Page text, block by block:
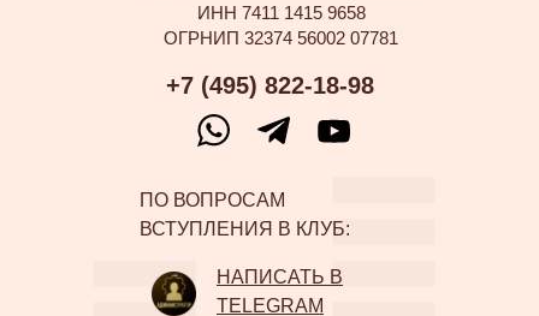
+7 (495) 822-18-98
ИНН 7411 1415 9658
ОГРНИП 32374 56002 07781
ПО ВОПРОСАМ
ВСТУПЛЕНИЯ В КЛУБ:
НАПИСАТЬ В
TELEGRAM